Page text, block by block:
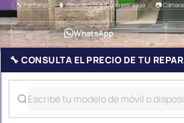
🔧 Pantallas 🔋 Baterías 💧 Daño por agua 📷
WhatsApp
🔧 CONSULTA EL PRECIO DE TU